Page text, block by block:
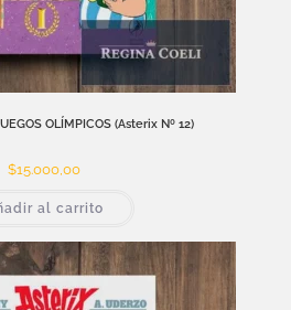
OLÍMPICOS (Asterix Nº 12)
$15.000,00
al carrito